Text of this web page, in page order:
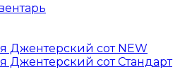
Джентерский сот NEW
Джентерский сот Стандарт